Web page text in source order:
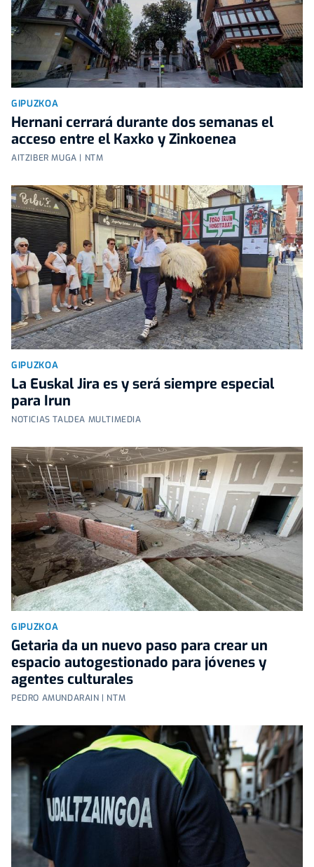
GIPUZKOA
Hernani cerrará durante dos semanas el
acceso entre el Kaxko y Zinkoenea
AITZIBER MUGA | NTM
GIPUZKOA
La Euskal Jira es y será siempre especial
para Irun
NOTICIAS TALDEA MULTIMEDIA
GIPUZKOA
Getaria da un nuevo paso para crear un
espacio autogestionado para jóvenes y
agentes culturales
PEDRO AMUNDARAIN | NTM